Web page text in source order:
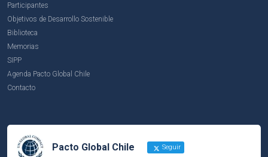
Participantes
Objetivos de Desarrollo Sostenible
Biblioteca
Memorias
SIPP
Agenda Pacto Global Chile
Contacto
Pacto Global Chile Seguir